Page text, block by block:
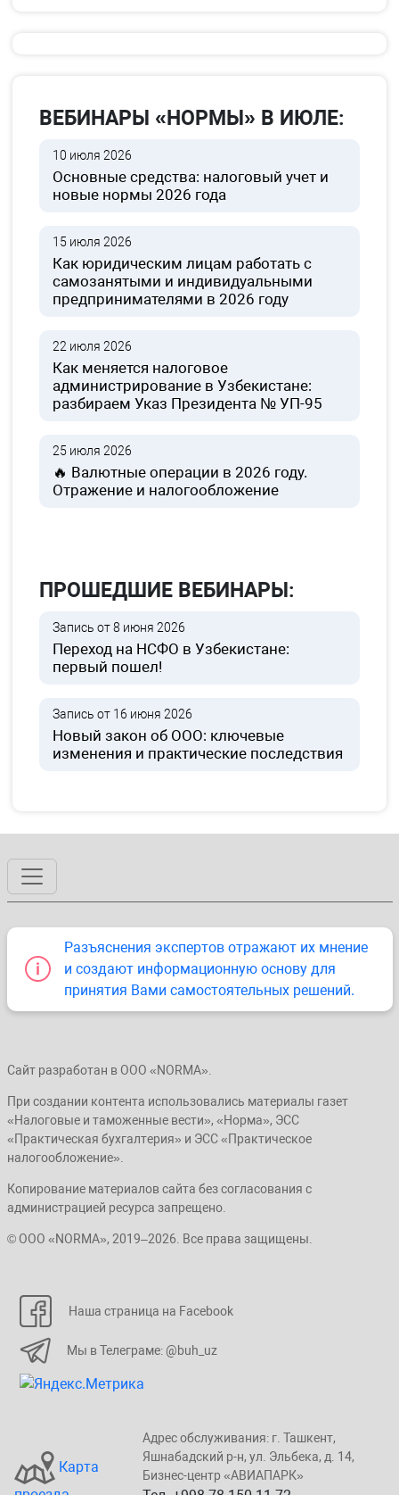
ВЕБИНАРЫ «НОРМЫ» В ИЮЛЕ:
10 июля 2026
Основные средства: налоговый учет и
новые нормы 2026 года
15 июля 2026
Как юридическим лицам работать с
самозанятыми и индивидуальными
предпринимателями в 2026 году
22 июля 2026
Как меняется налоговое
администрирование в Узбекистане:
разбираем Указ Президента № УП-95
25 июля 2026
🔥 Валютные операции в 2026 году.
Отражение и налогообложение
ПРОШЕДШИЕ ВЕБИНАРЫ:
Запись от 8 июня 2026
Переход на НСФО в Узбекистане:
первый пошел!
Запись от 16 июня 2026
Новый закон об ООО: ключевые
изменения и практические последствия
Разъяснения экспертов отражают их мнение
и создают информационную основу для
принятия Вами самостоятельных решений.
Сайт разработан в ООО «NORMA».
При создании контента использовались материалы газет
«Налоговые и таможенные вести», «Норма», ЭСС
«Практическая бухгалтерия» и ЭСС «Практическое
налогообложение».
Копирование материалов сайта без согласования с
администрацией ресурса запрещено.
© ООО «NORMA», 2019–2026. Все права защищены.
Наша страница на Facebook
Мы в Телеграме: @buh_uz
Карта
Адрес обслуживания: г. Taшкент,
Яшнaбaдский p-н, yл. Эльбeка, д. 14,
Бизнеc-центp «ABИАПAPК»